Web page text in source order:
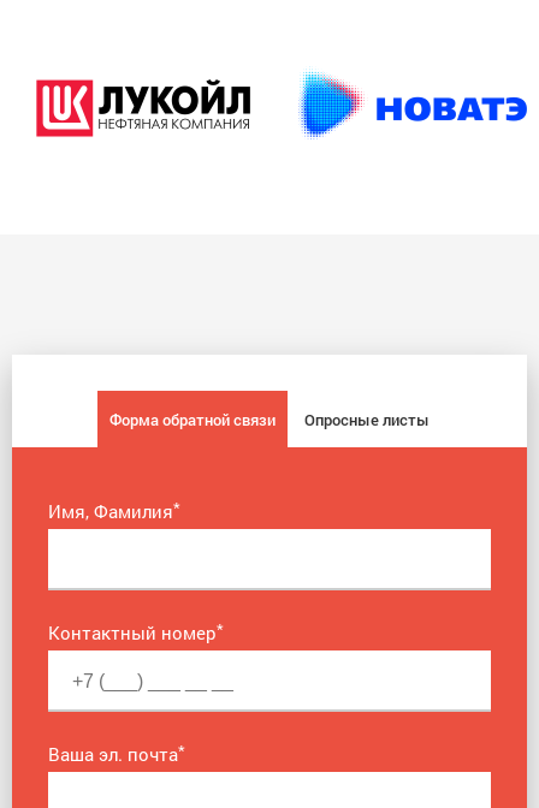
Форма обратной связи Опросные листы
Имя, Фамилия*
Контактный номер*
Ваша эл. почта*